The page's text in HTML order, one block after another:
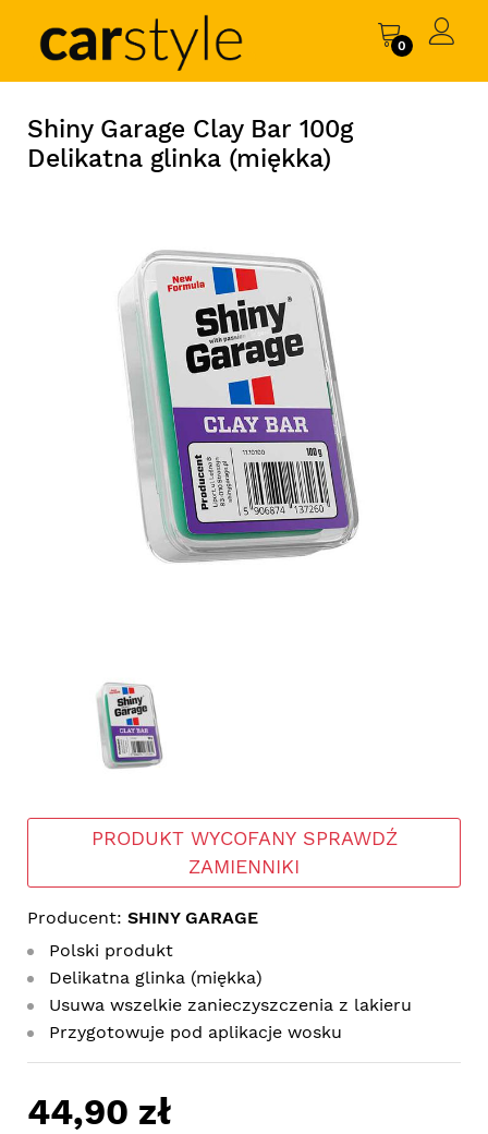
0
Shiny Garage Clay Bar 100g
Delikatna glinka (miękka)
PRODUKT WYCOFANY SPRAWDŹ
ZAMIENNIKI
Producent: SHINY GARAGE
Polski produkt
Delikatna glinka (miękka)
Usuwa wszelkie zanieczyszczenia z lakieru
Przygotowuje pod aplikacje wosku
44,90 zł